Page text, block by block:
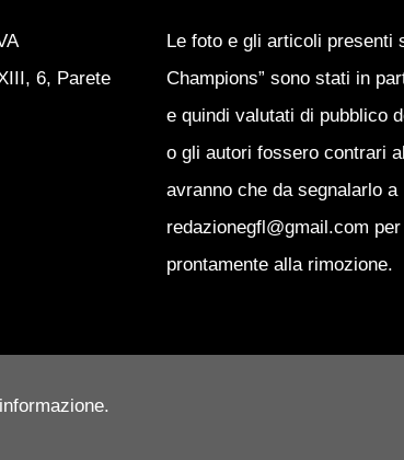
6, Parete
Le foto e gli articoli presenti
Champions” sono stati in
e quindi valutati di pubblico
o gli autori fossero contrari
avranno che da segnalarlo a
redazionegfl@gmail.com
prontamente alla rimozione.